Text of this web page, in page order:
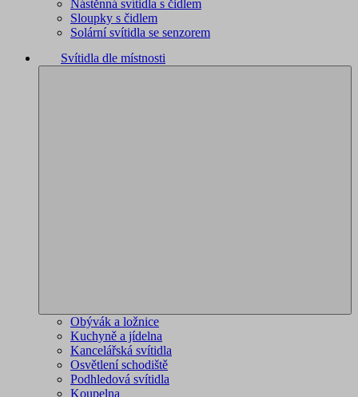
Nástěnná svítidla s čidlem
Sloupky s čidlem
Solární svítidla se senzorem
Svítidla dle místnosti
Obývák a ložnice
Kuchyně a jídelna
Kancelářská svítidla
Osvětlení schodiště
Podhledová svítidla
Koupelna